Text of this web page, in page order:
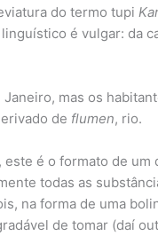
do termo tupi
é vulgar: da
mas os
de flumen, rio.
este é o formato de um
todas as
na forma de uma
de tomar (daí